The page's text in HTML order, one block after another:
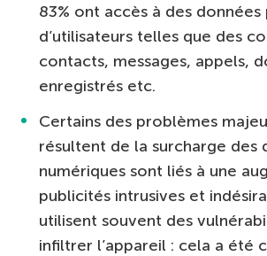
83% ont accès à des données
d’utilisateurs telles que des
contacts, messages, appels,
enregistrés etc.
Certains des problèmes
résultent de la surcharge des
numériques sont liés à une
publicités intrusives et
utilisent souvent des
infiltrer l’appareil : cela a été